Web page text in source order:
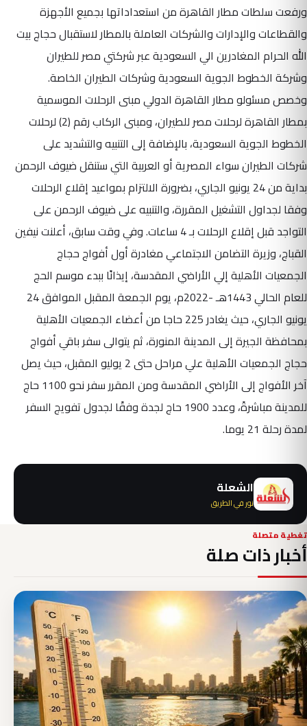
ورفعت سلطات مطار القاهرة من استعداداتها بجميع الأجهزة
والقطاعات والإدارات والشركات العاملة بالمطار لاستقبال حجاج بيت
الله الحرام المغادرين الي السعودية عبر شركتي مصر للطيران
وشركة الخطوط الجوية السعودية وشركات الطيران الخاصة.
وخصص مسئولو مطار القاهرة الدولي مبنى الرحلات الموسمية
بمطار القاهرة لرحلات مصر للطيران، ومبنى الركاب رقم (2) لرحلات
الخطوط الجوية السعودية، بالإضافة إلى التنبيه والتشديد على
شركات الطيران سواء المصرية أو العربية التي ستنقل ضيوف الرحمن
بداية من 24 يونيو الجاري، بضرورة الالتزام بمواعيد إقلاع الرحلات
وفقا لجداول التشغيل المقررة، والتنبيه على ضيوف الرحمن على
التواجد قبل إقلاع الرحلات بـ 4 ساعات. وفي وقت سابق، أعلنت نيفين
القباج، وزيرة التضامن الاجتماعي مغادرة أول أفواج حجاج
الجمعيات الأهلية إلي الأراضي المقدسة، إيذانًا ببدء موسم الحج
للعام الحالي 1443هـ -2022م، يوم الجمعة المقبل الموافق 24
يونيو الجاري، حيث يغادر 225 حاجا من أعضاء الجمعيات الأهلية
بمحافظة الجيرة إلى المدينة المنورة، ثم يتوالى سفر باقي أفواج
حجاج الجمعيات الأهلية علي مراحل حتى 2 يوليو المقبل، حيث يصل
آخر الأفواج إلى الأراضي المقدسة ومن المقرر سفر نحو 1100 حاج
للمدينة مباشرةً، وعدد 1900 حاج لجدة وفقًا لجدول تفويج السفر
لمدة رحلة 21 يوما.
الشعلة
نور في الطريق
تغطية متصلة
أخبار ذات صلة